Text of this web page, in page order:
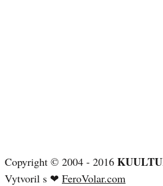
Copyright © 2004 - 2016
Vytvoril s ❤ FeroVolar.com